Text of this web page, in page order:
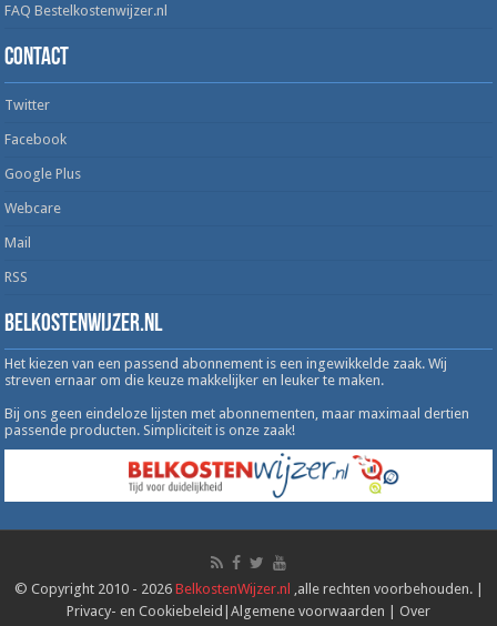
FAQ Bestelkostenwijzer.nl
Contact
Twitter
Facebook
Google Plus
Webcare
Mail
RSS
Belkostenwijzer.nl
Het kiezen van een passend abonnement is een ingewikkelde zaak. Wij
streven ernaar om die keuze makkelijker en leuker te maken.
Bij ons geen eindeloze lijsten met abonnementen, maar maximaal dertien
passende producten. Simpliciteit is onze zaak!
© Copyright 2010 - 2026 BelkostenWijzer.nl
,alle rechten voorbehouden. |
Privacy- en Cookiebeleid Algemene voorwaarden
Over